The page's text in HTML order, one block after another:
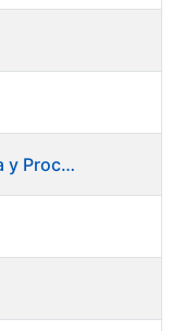
OE 08/19 - Técnico de Ingeniería y Procesos Productivos. Departamento de Timbre